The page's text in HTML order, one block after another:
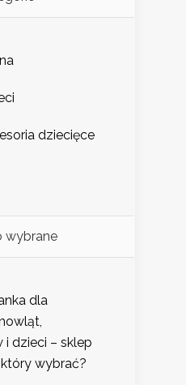
dziecięce
wybrane
dla
dzieci – sklep
wybrać?